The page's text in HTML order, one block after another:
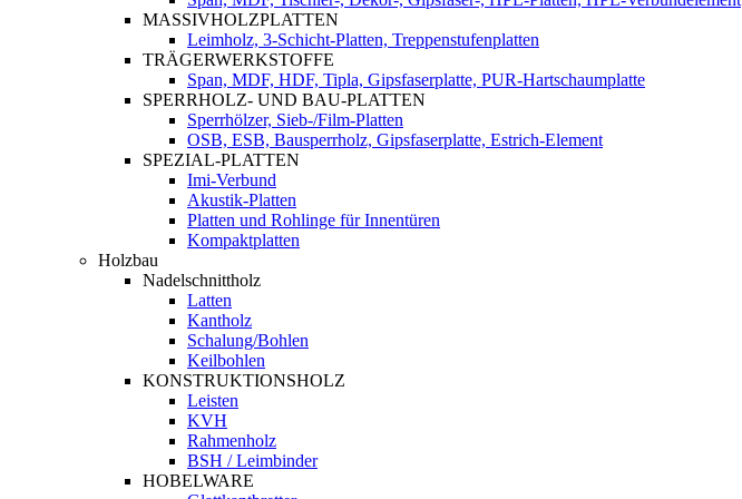
MASSIVHOLZPLATTEN
Leimholz, 3-Schicht-Platten, Treppenstufenplatten
TRÄGERWERKSTOFFE
Span, MDF, HDF, Tipla, Gipsfaserplatte, PUR-Hartschaumplatte
SPERRHOLZ- UND BAU-PLATTEN
Sperrhölzer, Sieb-/Film-Platten
OSB, ESB, Bausperrholz, Gipsfaserplatte, Estrich-Element
SPEZIAL-PLATTEN
Imi-Verbund
Akustik-Platten
Platten und Rohlinge für Innentüren
Kompaktplatten
Holzbau
Nadelschnittholz
Latten
Kantholz
Schalung/Bohlen
Keilbohlen
KONSTRUKTIONSHOLZ
Leisten
KVH
Rahmenholz
BSH / Leimbinder
HOBELWARE